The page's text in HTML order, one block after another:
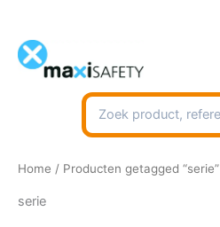
inhoud
Zoeken
naar:
Home / Producten getagged “serie”
serie